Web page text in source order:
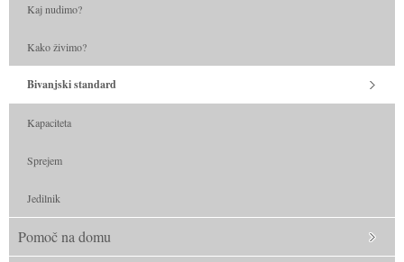
Kaj nudimo?
Kako živimo?
Bivanjski standard
Kapaciteta
Sprejem
Jedilnik
Pomoč na domu